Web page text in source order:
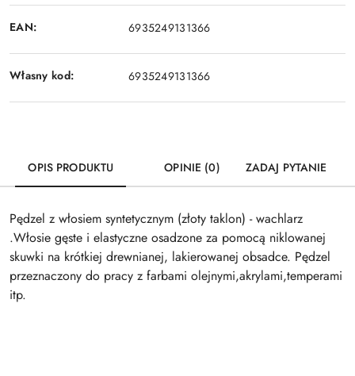
EAN: 6935249131366
Własny kod: 6935249131366
OPIS PRODUKTU OPINIE (0) ZADAJ PYTANIE
Pędzel z włosiem syntetycznym (złoty taklon) - wachlarz
.Włosie gęste i elastyczne osadzone za pomocą niklowanej
skuwki na krótkiej drewnianej, lakierowanej obsadce. Pędzel
przeznaczony do pracy z farbami olejnymi,akrylami,temperami
itp.